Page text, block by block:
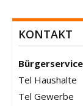
KONTAKT
Bürgerservice
Tel Haushalte
Tel Gewerbe